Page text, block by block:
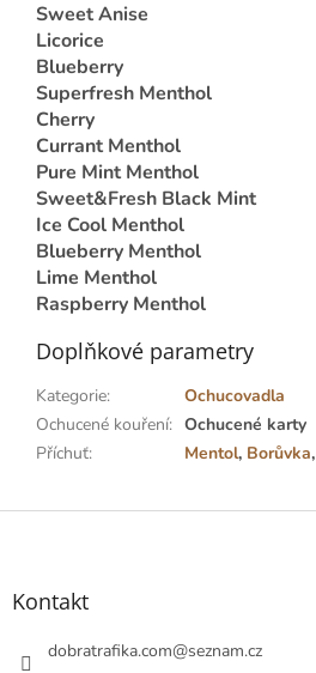
Sweet Anise
Licorice
Blueberry
Superfresh Menthol
Cherry
Currant Menthol
Pure Mint Menthol
Sweet&Fresh Black Mint
Ice Cool Menthol
Blueberry Menthol
Lime Menthol
Raspberry Menthol
Doplňkové parametry
Kategorie:
Ochucovadla
Ochucené kouření: Ochucené karty
Příchuť: Mentol, Borůvka,
Z
Kontakt
dobratrafika.com@seznam.cz